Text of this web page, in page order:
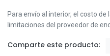
Para envío al interior, el costo de
limitaciones del proveedor de
Comparte este producto: